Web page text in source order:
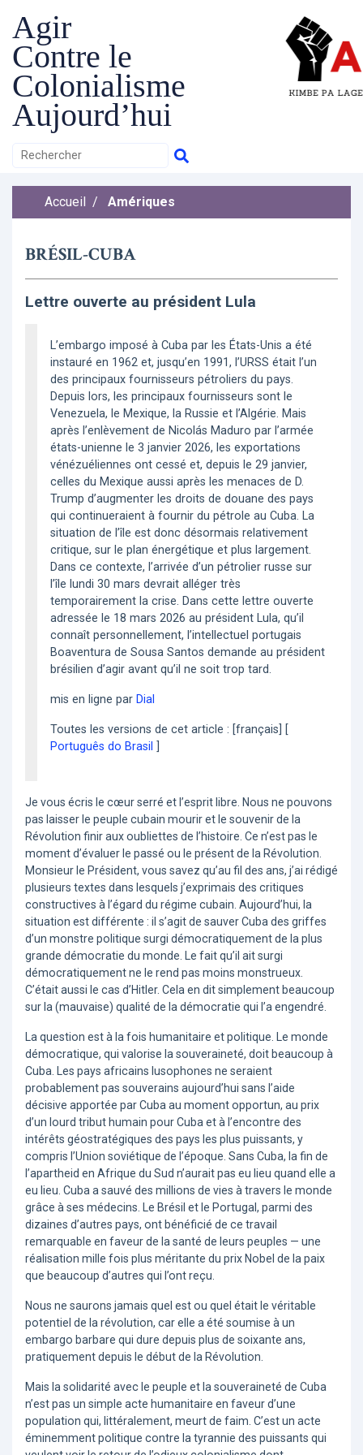
Agir
Contre le
Colonialisme
Aujourd’hui
Accueil / Amériques
BRÉSIL-CUBA
Lettre ouverte au président Lula
L’embargo imposé à Cuba par les États-Unis a été
instauré en 1962 et, jusqu’en 1991, l’URSS était l’un
des principaux fournisseurs pétroliers du pays.
Depuis lors, les principaux fournisseurs sont le
Venezuela, le Mexique, la Russie et l’Algérie. Mais
après l’enlèvement de Nicolás Maduro par l’armée
états-unienne le 3 janvier 2026, les exportations
vénézuéliennes ont cessé et, depuis le 29 janvier,
celles du Mexique aussi après les menaces de D.
Trump d’augmenter les droits de douane des pays
qui continueraient à fournir du pétrole au Cuba. La
situation de l’île est donc désormais relativement
critique, sur le plan énergétique et plus largement.
Dans ce contexte, l’arrivée d’un pétrolier russe sur
l’île lundi 30 mars devrait alléger très
temporairement la crise. Dans cette lettre ouverte
adressée le 18 mars 2026 au président Lula, qu’il
connaît personnellement, l’intellectuel portugais
Boaventura de Sousa Santos demande au président
brésilien d’agir avant qu’il ne soit trop tard.
mis en ligne par Dial
Toutes les versions de cet article : [français] [
Português do Brasil
Je vous écris le cœur serré et l’esprit libre. Nous ne pouvons
pas laisser le peuple cubain mourir et le souvenir de la
Révolution finir aux oubliettes de l’histoire. Ce n’est pas le
moment d’évaluer le passé ou le présent de la Révolution.
Monsieur le Président, vous savez qu’au fil des ans, j’ai rédigé
plusieurs textes dans lesquels j’exprimais des critiques
constructives à l’égard du régime cubain. Aujourd’hui, la
situation est différente : il s’agit de sauver Cuba des griffes
d’un monstre politique surgi démocratiquement de la plus
grande démocratie du monde. Le fait qu’il ait surgi
démocratiquement ne le rend pas moins monstrueux.
C’était aussi le cas d’Hitler. Cela en dit simplement beaucoup
sur la (mauvaise) qualité de la démocratie qui l’a engendré.
La question est à la fois humanitaire et politique. Le monde
démocratique, qui valorise la souveraineté, doit beaucoup à
Cuba. Les pays africains lusophones ne seraient
probablement pas souverains aujourd’hui sans l’aide
décisive apportée par Cuba au moment opportun, au prix
d’un lourd tribut humain pour Cuba et à l’encontre des
intérêts géostratégiques des pays les plus puissants, y
compris l’Union soviétique de l’époque. Sans Cuba, la fin de
l’apartheid en Afrique du Sud n’aurait pas eu lieu quand elle a
eu lieu. Cuba a sauvé des millions de vies à travers le monde
grâce à ses médecins. Le Brésil et le Portugal, parmi des
dizaines d’autres pays, ont bénéficié de ce travail
remarquable en faveur de la santé de leurs peuples — une
réalisation mille fois plus méritante du prix Nobel de la paix
que beaucoup d’autres qui l’ont reçu.
Nous ne saurons jamais quel est ou quel était le véritable
potentiel de la révolution, car elle a été soumise à un
embargo barbare qui dure depuis plus de soixante ans,
pratiquement depuis le début de la Révolution.
Mais la solidarité avec le peuple et la souveraineté de Cuba
n’est pas un simple acte humanitaire en faveur d’une
population qui, littéralement, meurt de faim. C’est un acte
éminemment politique contre la tyrannie des puissants qui